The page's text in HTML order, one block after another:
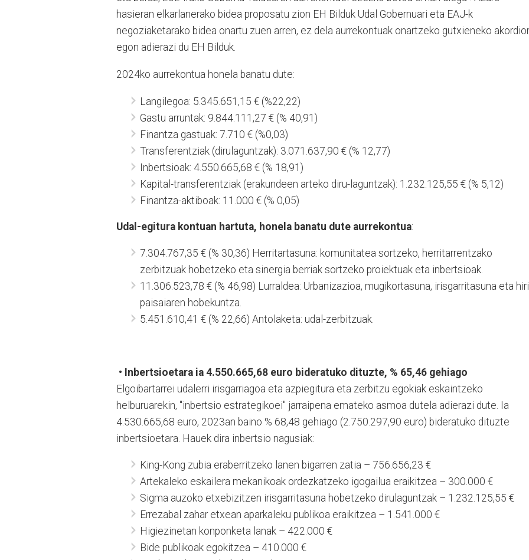
hasieran elkarlanerako bidea proposatu zion EH Bilduk Udal Gobernuari eta EAJ-k
negoziaketarako bidea onartu zuen arren, ez dela aurrekontuak onartzeko gutxieneko
egon adierazi du EH Bilduk.
2024ko aurrekontua honela banatu dute:
Langilegoa: 5.345.651,15 € (%22,22)
Gastu arruntak: 9.844.111,27 € (% 40,91)
Finantza gastuak: 7.710 € (%0,03)
Transferentziak (dirulaguntzak): 3.071.637,90 € (% 12,77)
Inbertsioak: 4.550.665,68 € (% 18,91)
Kapital-transferentziak (erakundeen arteko diru-laguntzak): 1.232.125,55 € (% 5,12)
Finantza-aktiboak: 11.000 € (% 0,05)
Udal-egitura kontuan hartuta, honela banatu dute aurrekontua:
7.304.767,35 € (% 30,36) Herritartasuna: komunitatea sortzeko, herritarrentzako
zerbitzuak hobetzeko eta sinergia berriak sortzeko proiektuak eta inbertsioak.
11.306.523,78 € (% 46,98) Lurraldea: Urbanizazioa, mugikortasuna, irisgarritasuna eta
paisaiaren hobekuntza.
5.451.610,41 € (% 22,66) Antolaketa: udal-zerbitzuak.
• Inbertsioetara ia 4.550.665,68 euro bideratuko dituzte, % 65,46 gehiago
Elgoibartarrei udalerri irisgarriagoa eta azpiegitura eta zerbitzu egokiak eskaintzeko
helburuarekin, "inbertsio estrategikoei" jarraipena emateko asmoa dutela adierazi dute. Ia
4.530.665,68 euro, 2023an baino % 68,48 gehiago (2.750.297,90 euro) bideratuko dituzte
inbertsioetara. Hauek dira inbertsio nagusiak:
King-Kong zubia eraberritzeko lanen bigarren zatia – 756.656,23 €
Artekaleko eskailera mekanikoak ordezkatzeko igogailua eraikitzea – 300.000 €
Sigma auzoko etxebizitzen irisgarritasuna hobetzeko dirulaguntzak – 1.232.125,55 €
Errezabal zahar etxean aparkaleku publikoa eraikitzea – 1.541.000 €
Higiezinetan konponketa lanak – 422.000 €
Bide publikoak egokitzea – 410.000 €